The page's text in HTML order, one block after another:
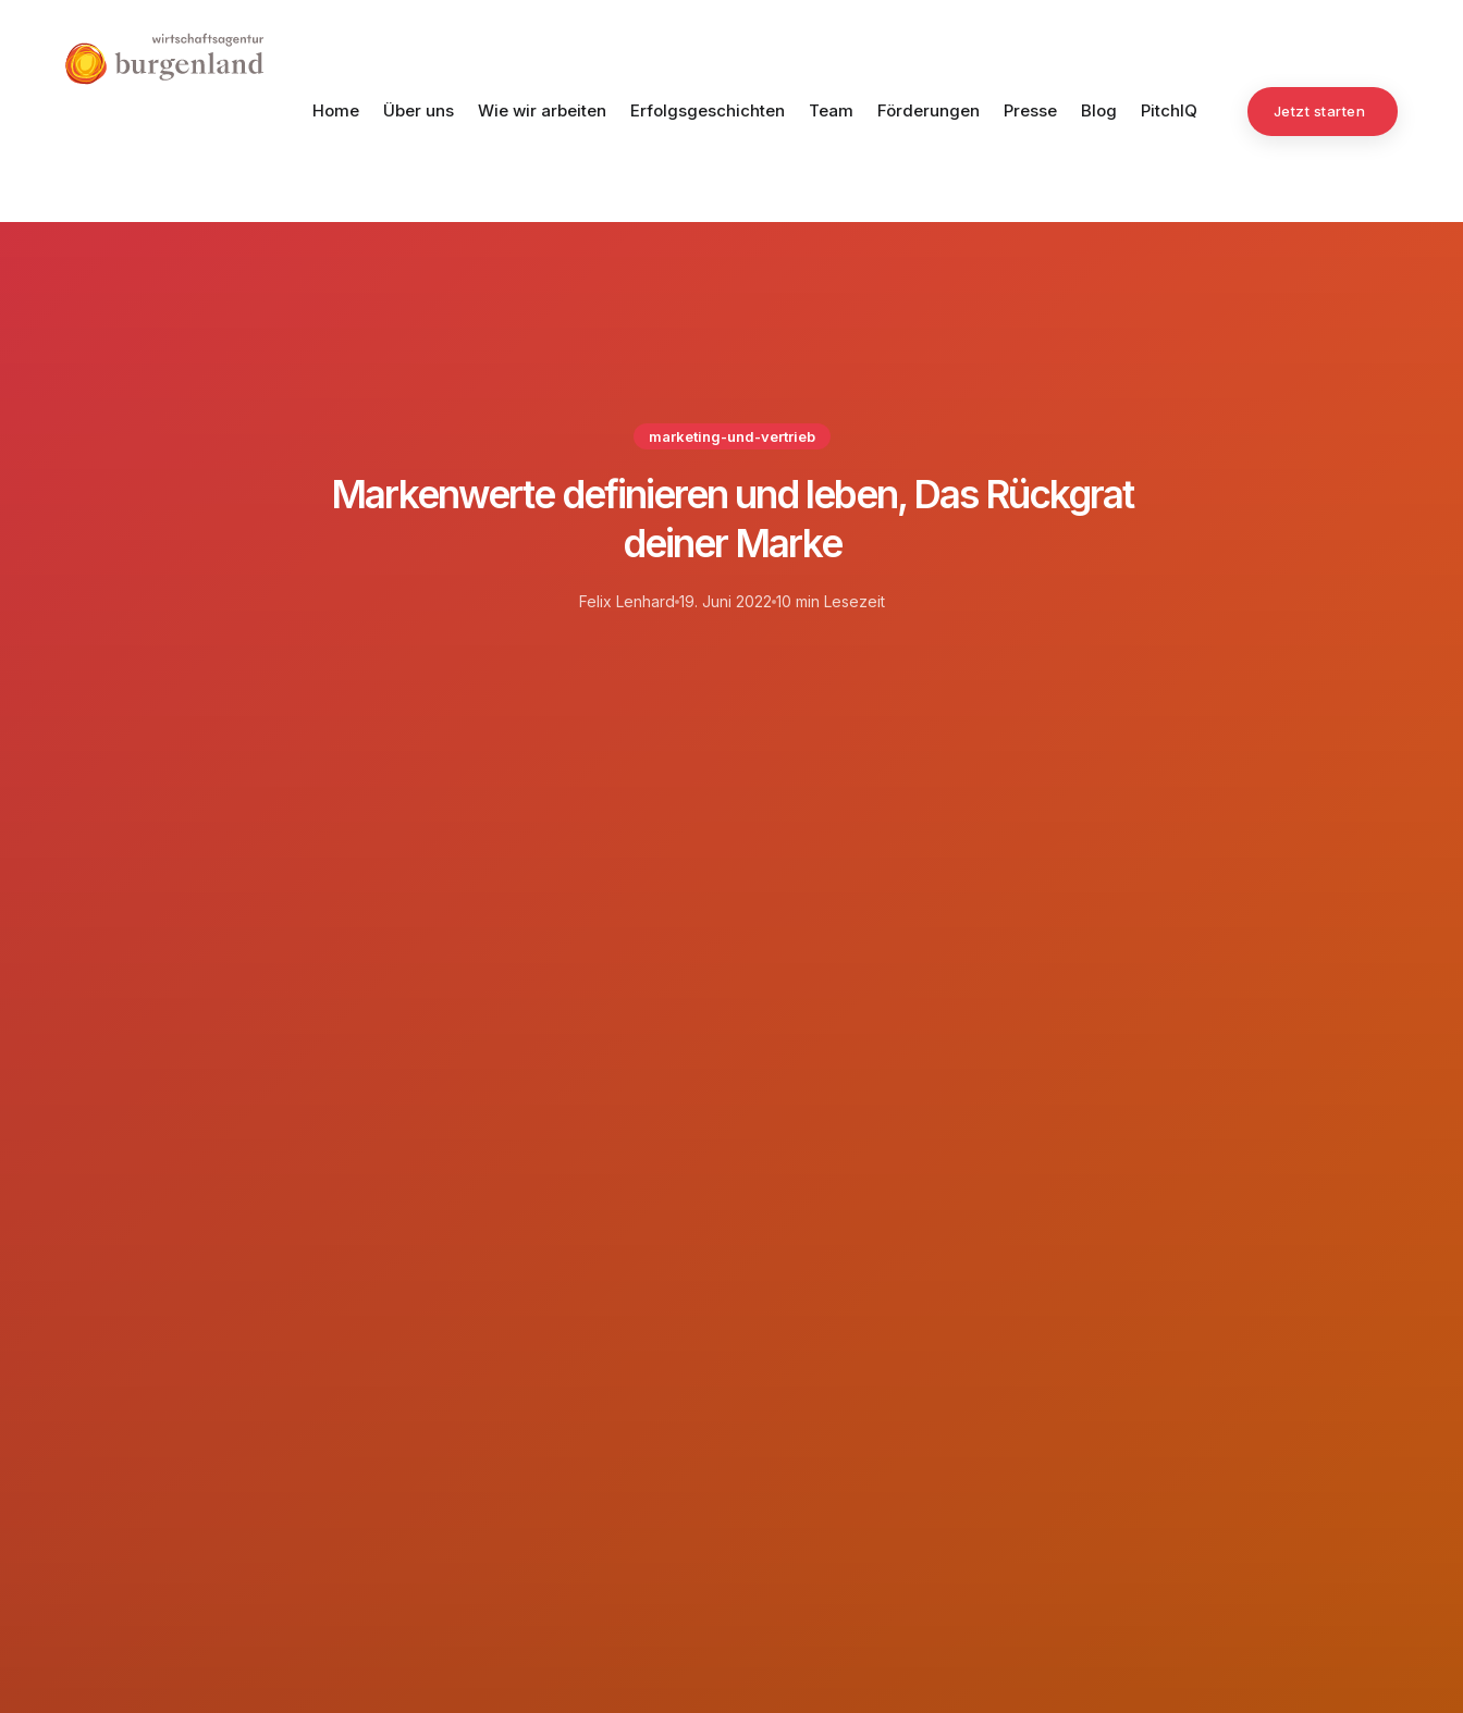
Home Über uns Wie wir arbeiten Erfolgsgeschichten Team Förderungen Presse Blog PitchIQ Jetzt starten
marketing-und-vertrieb
Markenwerte definieren und leben, Das Rückgrat
deiner Marke
Felix Lenhard 19. Juni 2022 10 min Lesezeit